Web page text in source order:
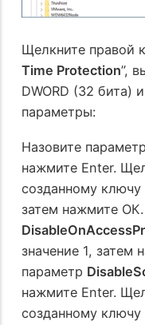
Щелкните правой
Time Protection”,
DWORD (32 бита)
параметры:
Назовите параметр
нажмите Enter.
созданному ключу
затем нажмите
значение 1, затем
параметр
нажмите Enter.
созданному ключу